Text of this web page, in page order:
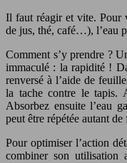
Il faut réagir et vite. Pour
de jus, thé, café…), l’eau
Comment s’y prendre ?
immaculé : la rapidité !
renversé à l’aide de
la tache contre le tapis.
Absorbez ensuite l’eau
peut être répétée autant de
Pour optimiser l’action
combiner son utilisation